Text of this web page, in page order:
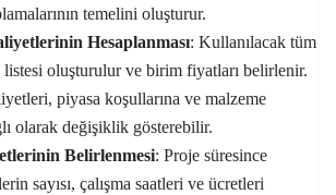
temelini oluşturur.
Hesaplanması: Kullanılacak tüm
listesi oluşturulur ve birim fiyatları belirlenir.
piyasa koşullarına ve malzeme
olarak değişiklik gösterebilir.
Belirlenmesi: Proje süresince
sayısı, çalışma saatleri ve ücretleri